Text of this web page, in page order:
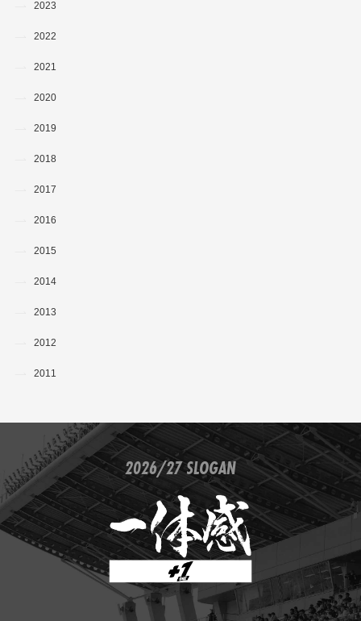
2023
2022
2021
2020
2019
2018
2017
2016
2015
2014
2013
2012
2011
2026/27 SLOGAN